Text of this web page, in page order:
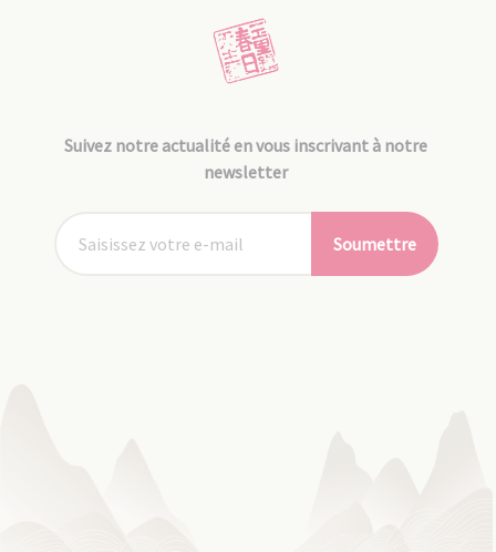
Suivez notre actualité en vous inscrivant à notre
newsletter
Soumettre